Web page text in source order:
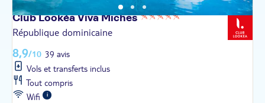
Club Lookéa VivaMiches
République dominicaine
8,9/10 39 avis
Vols et transferts inclus
Tout compris
Wifi